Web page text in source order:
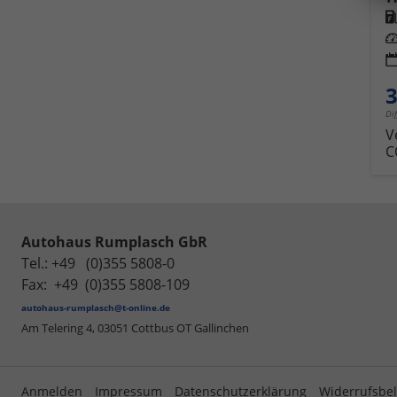
Autohaus Rumplasch GbR
Tel.: +49 (0)355 5808-0
Fax: +49 (0)355 5808-109
autohaus-rumplasch@t-online.de
Am Telering 4, 03051 Cottbus OT Gallinchen
Anmelden Impressum Datenschutzerklärung